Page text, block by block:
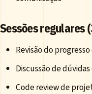
Sessões regulares
Revisão do
Discussão de
Code review de